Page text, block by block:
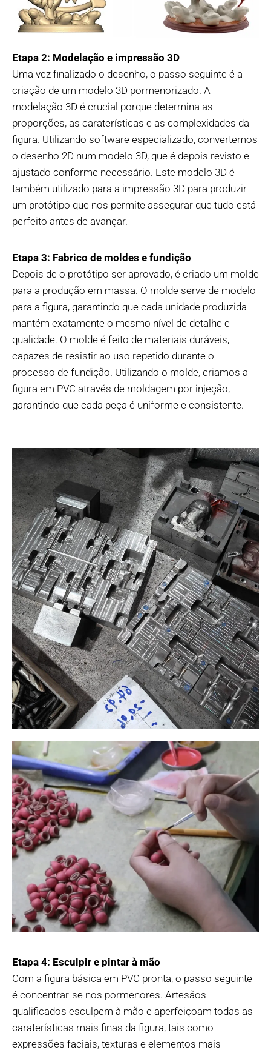
Etapa 2: Modelação e impressão 3D
Uma vez finalizado o desenho, o passo seguinte é a
criação de um modelo 3D pormenorizado. A
modelação 3D é crucial porque determina as
proporções, as caraterísticas e as complexidades da
figura. Utilizando software especializado, convertemos
o desenho 2D num modelo 3D, que é depois revisto e
ajustado conforme necessário. Este modelo 3D é
também utilizado para a impressão 3D para produzir
um protótipo que nos permite assegurar que tudo está
perfeito antes de avançar.
Etapa 3: Fabrico de moldes e fundição
Depois de o protótipo ser aprovado, é criado um molde
para a produção em massa. O molde serve de modelo
para a figura, garantindo que cada unidade produzida
mantém exatamente o mesmo nível de detalhe e
qualidade. O molde é feito de materiais duráveis,
capazes de resistir ao uso repetido durante o
processo de fundição. Utilizando o molde, criamos a
figura em PVC através de moldagem por injeção,
garantindo que cada peça é uniforme e consistente.
Etapa 4: Esculpir e pintar à mão
Com a figura básica em PVC pronta, o passo seguinte
é concentrar-se nos pormenores. Artesãos
qualificados esculpem à mão e aperfeiçoam todas as
caraterísticas mais finas da figura, tais como
expressões faciais, texturas e elementos mais